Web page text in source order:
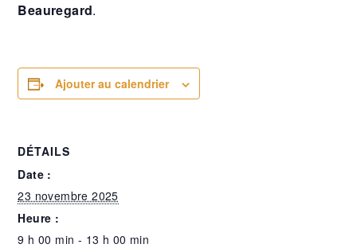
Beauregard.
Ajouter au calendrier
DÉTAILS
Date :
23 novembre 2025
Heure :
9 h 00 min - 13 h 00 min